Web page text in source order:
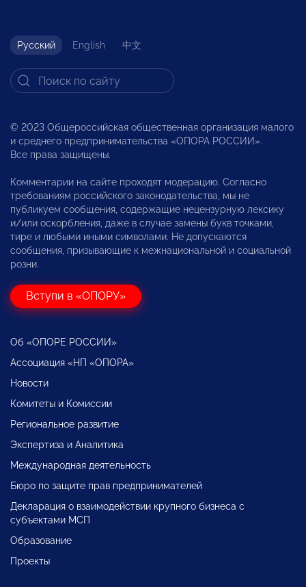
Русский English 中文
© 2023 Общероссийская общественная организация малого
и среднего предпринимательства «ОПОРА РОССИИ».
Все права защищены.
Комментарии на сайте проходят модерацию. Согласно
требованиям российского законодательства, мы не
публикуем сообщения, содержащие нецензурную лексику
и/или оскорбления, даже в случае замены букв точками,
тире и любыми иными символами. Не допускаются
сообщения, призывающие к межнациональной и социальной
розни.
Вступи в «ОПОРУ»
Об «ОПОРЕ РОССИИ»
Ассоциация «НП «ОПОРА»
Новости
Комитеты и Комиссии
Региональное развитие
Экспертиза и Аналитика
Международная деятельность
Бюро по защите прав предпринимателей
Декларация о взаимодействии крупного бизнеса с
субъектами МСП
Образование
Проекты